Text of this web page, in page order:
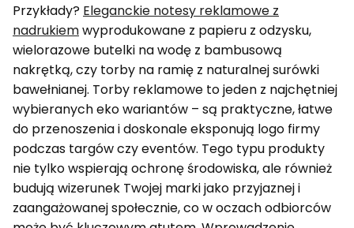
Przykłady? Eleganckie notesy reklamowe z
nadrukiemwyprodukowane z papieru z odzysku,
wielorazowe butelki na wodę z bambusową
nakrętką, czy torby na ramię z naturalnej surówki
bawełnianej. Torby reklamowe to jeden z najchętniej
wybieranych eko wariantów – są praktyczne, łatwe
do przenoszenia i doskonale eksponują logo firmy
podczas targów czy eventów. Tego typu produkty
nie tylko wspierają ochronę środowiska, ale również
budują wizerunek Twojej marki jako przyjaznej i
zaangażowanej społecznie, co w oczach odbiorców